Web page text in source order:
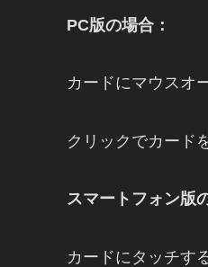
PC版の場合：
カードにマウスオ
クリックでカード
スマートフォン版
カードにタッチす